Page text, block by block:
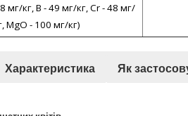
мг/кг, B - 49 мг/кг, Cr - 48 мг/
MgO - 100 мг/кг)
Характеристика Як